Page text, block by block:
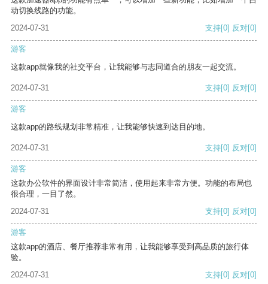
动切换线路的功能。
2024-07-31
支持[0] 反对[0]
游客
这款app就像我的社交平台，让我能够与志同道合的朋友一起交流。
2024-07-31 支持[0] 反对[0]
游客
这款app的路线规划非常精准，让我能够快速到达目的地。
2024-07-31 支持[0] 反对[0]
游客
这款办公软件的界面设计非常简洁，使用起来非常方便。功能的布局也
很合理，一目了然。
2024-07-31
支持[0] 反对[0]
游客
这款app的酒店、餐厅推荐非常有用，让我能够享受到高品质的旅行体
验。
2024-07-31
支持[0] 反对[0]